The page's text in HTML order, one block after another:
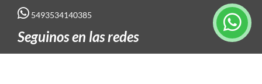
5493534140385
Seguinos en las redes